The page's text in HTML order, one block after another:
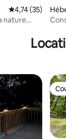
Évaluation
4,74 (35)
nature